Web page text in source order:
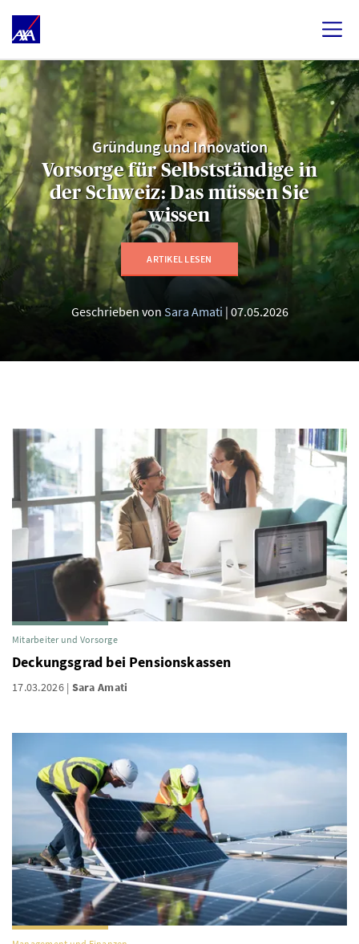
Gründung und Innovation
Vorsorge für Selbstständige in
der Schweiz: Das müssen Sie
wissen
ARTIKEL LESEN
Geschrieben von Sara Amati 07.05.2026
Mitarbeiter und Vorsorge
Deckungsgrad bei Pensionskassen
17.03.2026 Sara Amati